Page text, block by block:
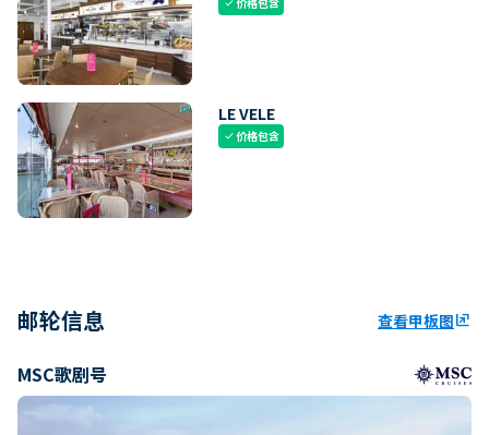
check
LE VELE
check价格包含
邮轮信息 查看甲板图ungroup
MSC歌剧号